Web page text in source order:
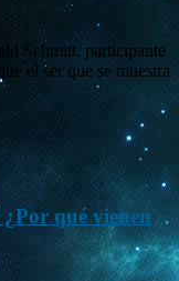
Schmitt, participante
el ser que se muestra
qué vienen